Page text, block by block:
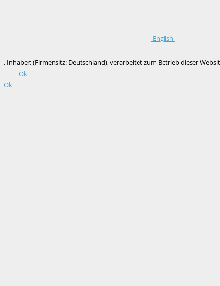
English
, Inhaber: (Firmensitz: Deutschland), verarbeitet zum Betrieb dieser
Ok
Ok